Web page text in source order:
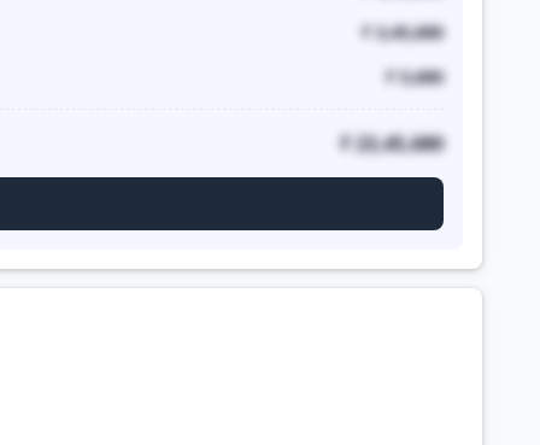
₹ 3,45,680
₹ 5,680
₹ 23,45,680